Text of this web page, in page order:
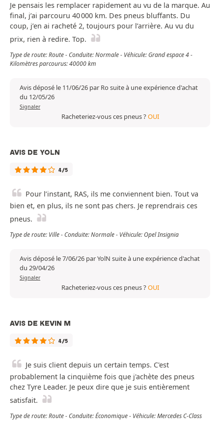
Je pensais les remplacer rapidement au vu de la marque. Au
final, j’ai parcouru 40 000 km. Des pneus bluffants. Du
coup, j’en ai racheté 2, toujours pour l’arrière. Au vu du
prix, rien à redire. Top.
Type de route: Route - Conduite: Normale - Véhicule: Grand espace 4 -
Kilomètres parcourus: 40000 km
Avis déposé le 11/06/26 par Ro suite à une expérience d'achat
du 12/05/26
Signaler
Racheteriez-vous ces pneus ?OUI
AVIS DE YOLN
4/5
Pour l’instant, RAS, ils me conviennent bien. Tout va
bien et, en plus, ils ne sont pas chers. Je reprendrais ces
pneus.
Type de route: Ville - Conduite: Normale - Véhicule: Opel Insignia
Avis déposé le 7/06/26 par YolN suite à une expérience d'achat
du 29/04/26
Signaler
Racheteriez-vous ces pneus ?OUI
AVIS DE KEVIN M
4/5
Je suis client depuis un certain temps. C'est
probablement la cinquième fois que j'achète des pneus
chez Tyre Leader. Je peux dire que je suis entièrement
satisfait.
Type de route: Route - Conduite: Économique - Véhicule: Mercedes C-Class